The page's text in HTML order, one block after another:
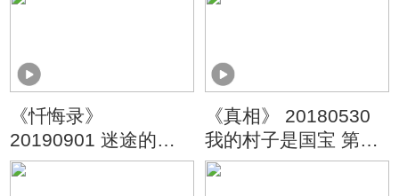
《忏悔录》
20190901 迷途的少
年
《真相》 20180530
我的村子是国宝 第三
集